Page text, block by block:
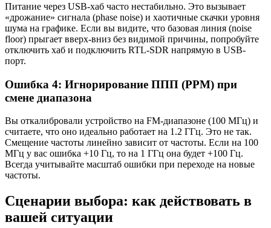
Питание через USB-хаб часто нестабильно. Это вызывает
«дрожание» сигнала (phase noise) и хаотичные скачки уровня
шума на графике. Если вы видите, что базовая линия (noise
floor) прыгает вверх-вниз без видимой причины, попробуйте
отключить хаб и подключить RTL-SDR напрямую в USB-
порт.
Ошибка 4: Игнорирование ППП (PPM) при
смене диапазона
Вы откалибровали устройство на FM-диапазоне (100 МГц) и
считаете, что оно идеально работает на 1.2 ГГц. Это не так.
Смещение частоты линейно зависит от частоты. Если на 100
МГц у вас ошибка +10 Гц, то на 1 ГГц она будет +100 Гц.
Всегда учитывайте масштаб ошибки при переходе на новые
частоты.
Сценарии выбора: как действовать в
вашей ситуации